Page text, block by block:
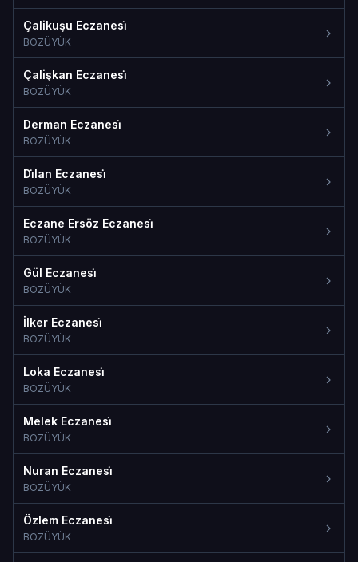
Çalikuşu Eczanesi̇
BOZÜYÜK
Çalişkan Eczanesi̇
BOZÜYÜK
Derman Eczanesi̇
BOZÜYÜK
Di̇lan Eczanesi̇
BOZÜYÜK
Eczane Ersöz Eczanesi̇
BOZÜYÜK
Gül Eczanesi̇
BOZÜYÜK
İlker Eczanesi̇
BOZÜYÜK
Loka Eczanesi̇
BOZÜYÜK
Melek Eczanesi̇
BOZÜYÜK
Nuran Eczanesi̇
BOZÜYÜK
Özlem Eczanesi̇
BOZÜYÜK